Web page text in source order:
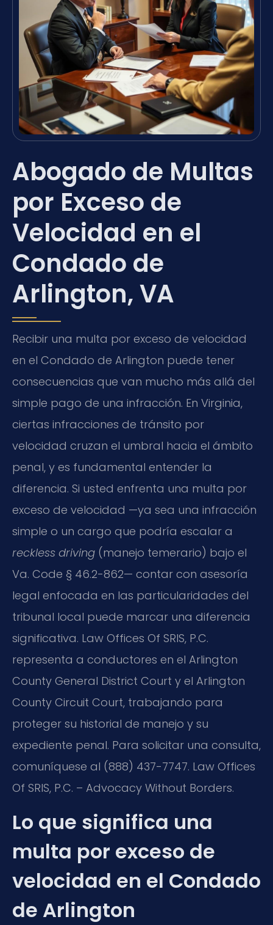
Abogado de Multas
por Exceso de
Velocidad en el
Condado de
Arlington, VA
Recibir una multa por exceso de velocidad
en el Condado de Arlington puede tener
consecuencias que van mucho más allá del
simple pago de una infracción. En Virginia,
ciertas infracciones de tránsito por
velocidad cruzan el umbral hacia el ámbito
penal, y es fundamental entender la
diferencia. Si usted enfrenta una multa por
exceso de velocidad —ya sea una infracción
simple o un cargo que podría escalar a
reckless driving (manejo temerario) bajo el
Va. Code § 46.2-862— contar con asesoría
legal enfocada en las particularidades del
tribunal local puede marcar una diferencia
significativa. Law Offices Of SRIS, P.C.
representa a conductores en el Arlington
County General District Court y el Arlington
County Circuit Court, trabajando para
proteger su historial de manejo y su
expediente penal. Para solicitar una consulta,
comuníquese al (888) 437-7747. Law Offices
Of SRIS, P.C. – Advocacy Without Borders.
Lo que significa una
multa por exceso de
velocidad en el Condado
de Arlington